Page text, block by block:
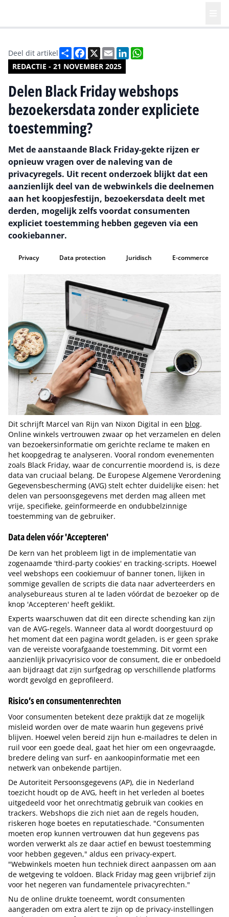
REDACTIE - 21 NOVEMBER 2025
Deel dit artikel DeelFacebook
X EmailLinkedIn
Delen Black Friday webshops
bezoekersdata zonder expliciete
toestemming?
Met de aanstaande Black Friday-gekte rijzen er
opnieuw vragen over de naleving van de
privacyregels. Uit recent onderzoek blijkt dat een
aanzienlijk deel van de webwinkels die deelnemen
aan het koopjesfestijn, bezoekersdata deelt met
derden, mogelijk zelfs voordat consumenten
expliciet toestemming hebben gegeven via een
cookiebanner.
Privacy Data protection Juridisch E-commerce
Dit schrijft Marcel van Rijn van Nixon Digital in een blog.
Online winkels vertrouwen zwaar op het verzamelen en delen
van bezoekersinformatie om gerichte reclame te maken en
het koopgedrag te analyseren. Vooral rondom evenementen
zoals Black Friday, waar de concurrentie moordend is, is deze
data van cruciaal belang. De Europese Algemene Verordening
Gegevensbescherming (AVG) stelt echter duidelijke eisen: het
delen van persoonsgegevens met derden mag alleen met
vrije, specifieke, geïnformeerde en ondubbelzinnige
toestemming van de gebruiker.
Data delen vóór 'Accepteren'
De kern van het probleem ligt in de implementatie van
zogenaamde 'third-party cookies' en tracking-scripts. Hoewel
veel webshops een cookiemuur of banner tonen, lijken in
sommige gevallen de scripts die data naar adverteerders en
analysebureaus sturen al te laden vóórdat de bezoeker op de
knop 'Accepteren' heeft geklikt.
Experts waarschuwen dat dit een directe schending kan zijn
van de AVG-regels. Wanneer data al wordt doorgestuurd op
het moment dat een pagina wordt geladen, is er geen sprake
van de vereiste voorafgaande toestemming. Dit vormt een
aanzienlijk privacyrisico voor de consument, die er onbedoeld
aan bijdraagt dat zijn surfgedrag op verschillende platforms
wordt gevolgd en geprofileerd.
Risico’s en consumentenrechten
Voor consumenten betekent deze praktijk dat ze mogelijk
misleid worden over de mate waarin hun gegevens privé
blijven. Hoewel velen bereid zijn hun e-mailadres te delen in
ruil voor een goede deal, gaat het hier om een ongevraagde,
bredere deling van surf- en aankoopinformatie met een
netwerk van onbekende partijen.
De Autoriteit Persoonsgegevens (AP), die in Nederland
toezicht houdt op de AVG, heeft in het verleden al boetes
uitgedeeld voor het onrechtmatig gebruik van cookies en
trackers. Webshops die zich niet aan de regels houden,
riskeren hoge boetes en reputatieschade. "Consumenten
moeten erop kunnen vertrouwen dat hun gegevens pas
worden verwerkt als ze daar actief en bewust toestemming
voor hebben gegeven," aldus een privacy-expert.
"Webwinkels moeten hun techniek direct aanpassen om aan
de wetgeving te voldoen. Black Friday mag geen vrijbrief zijn
voor het negeren van fundamentele privacyrechten."
Nu de online drukte toeneemt, wordt consumenten
aangeraden om extra alert te zijn op de privacy-instellingen